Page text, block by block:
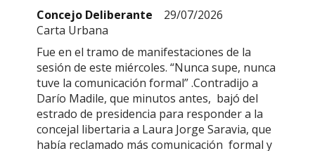
Carta Urbana
Concejo Deliberante 29/07/2026
Fue en el tramo de manifestaciones de la
sesión de este miércoles. “Nunca supe, nunca
tuve la comunicación formal” .Contradijo a
Darío Madile, que minutos antes, bajó del
estrado de presidencia para responder a la
concejal libertaria a Laura Jorge Saravia, que
había reclamado más comunicación formal y